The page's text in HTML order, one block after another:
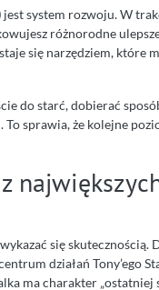
jest system rozwoju. W
różnorodne
się narzędziem, które
do starć, dobierać
sprawia, że kolejne
się skutecznością.
działań Tony’ego
ma charakter „ostatniej